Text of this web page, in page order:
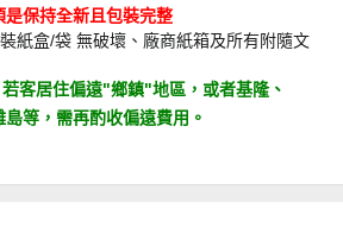
保持全新且包裝完整
紙盒/袋 無破壞、廠商紙箱及所有附隨文
客居住偏遠"鄉鎮"地區，或者基隆、
島等，需再酌收偏遠費用。